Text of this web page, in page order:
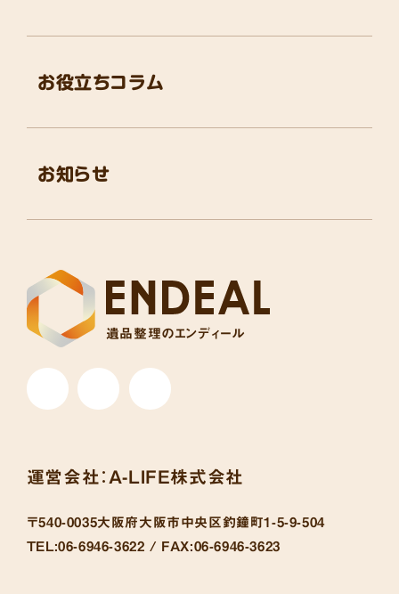
遺品整理のエンディール
お役立ちコラム
お知らせ
運営会社： A-LIFE株式会社
〒540-0035大阪府大阪市中央区釣鐘町1-5-9-504
TEL:06-6946-3622 / FAX:06-6946-3623